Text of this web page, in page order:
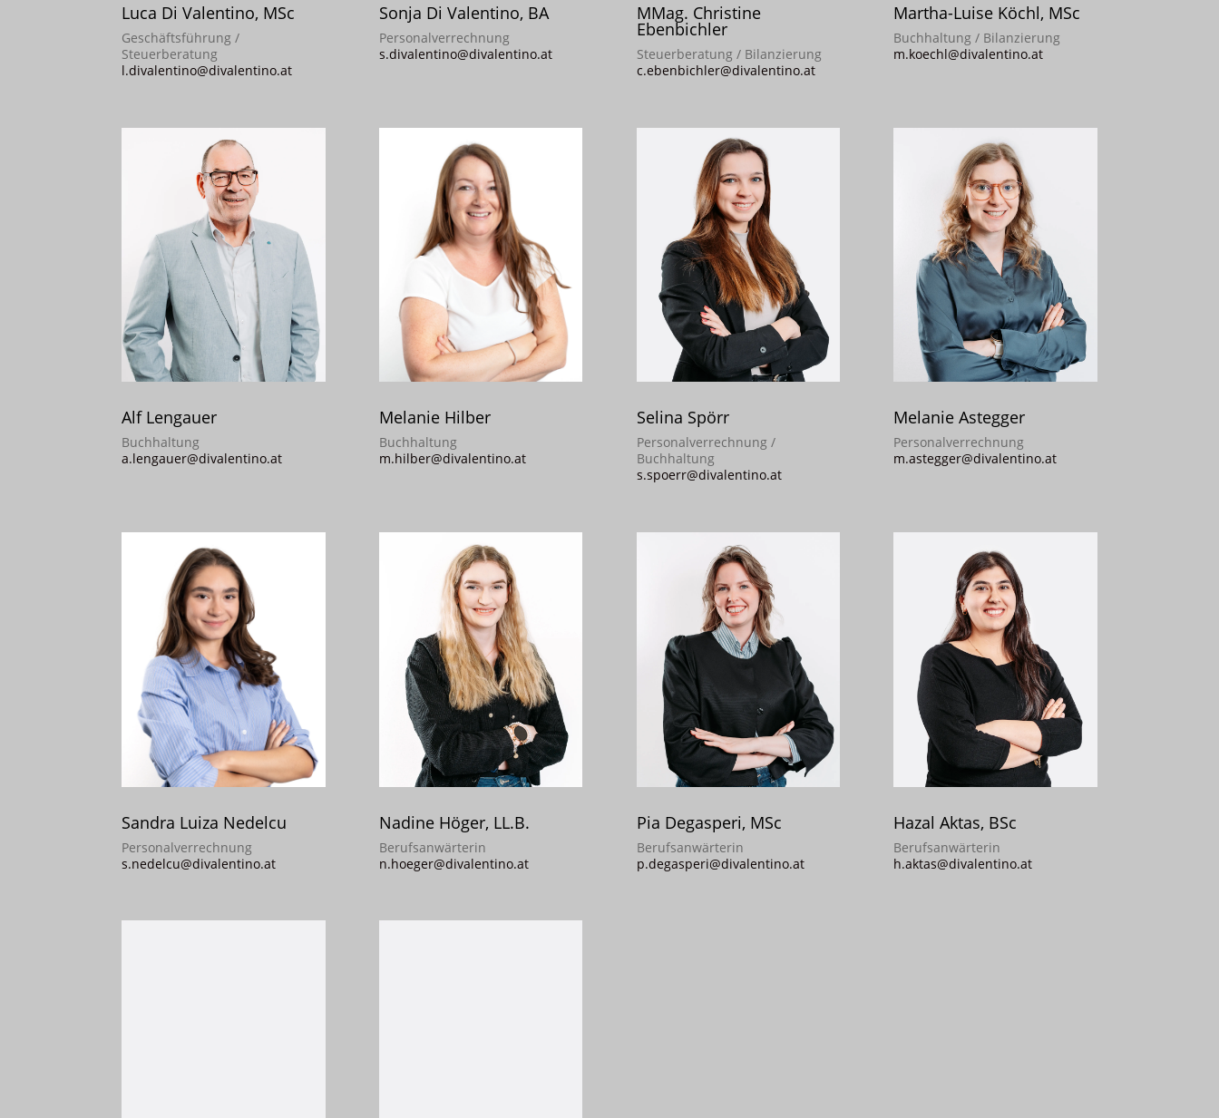
Luca Di Valentino, MSc
Geschäftsführung /
Steuerberatung
l.divalentino@divalentino.at
Sonja Di Valentino, BA
Personalverrechnung
s.divalentino@divalentino.at
MMag. Christine
Ebenbichler
Steuerberatung / Bilanzierung
c.ebenbichler@divalentino.at
Martha-Luise Köchl, MSc
Buchhaltung / Bilanzierung
m.koechl@divalentino.at
Alf Lengauer
Buchhaltung
a.lengauer@divalentino.at
Melanie Hilber
Buchhaltung
m.hilber@divalentino.at
Selina Spörr
Personalverrechnung /
Buchhaltung
s.spoerr@divalentino.at
Melanie Astegger
Personalverrechnung
m.astegger@divalentino.at
Sandra Luiza Nedelcu
Personalverrechnung
s.nedelcu@divalentino.at
Nadine Höger, LL.B.
Berufsanwärterin
n.hoeger@divalentino.at
Pia Degasperi, MSc
Berufsanwärterin
p.degasperi@divalentino.at
Hazal Aktas, BSc
Berufsanwärterin
h.aktas@divalentino.at